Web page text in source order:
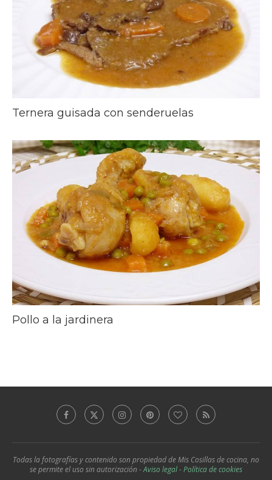
Ternera guisada con senderuelas
Pollo a la jardinera
Todas la fotografías y contenido son propiedad de Mis Cosillas de cocina, no
se permite el uso sin autorización -Aviso legal- Política de cookies